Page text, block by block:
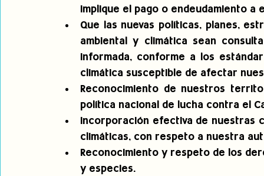
implique el pago o endeudamiento a
Que las nuevas políticas, planes,
ambiental y climática sean
informada, conforme a los
climática susceptible de afectar
Reconocimiento de nuestros
política nacional de lucha contra el
Incorporación efectiva de nuestras
climáticas, con respeto a nuestra
Reconocimiento y respeto de los
y especies.